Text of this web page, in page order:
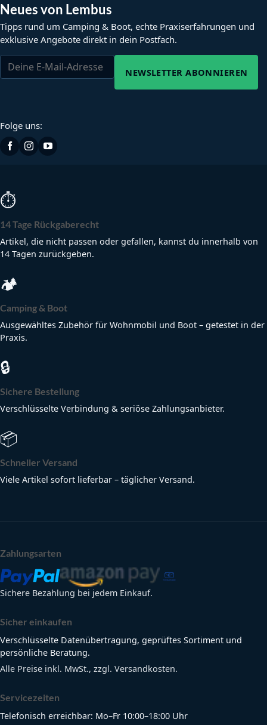
Neues von Lembus
Tipps rund um Camping & Boot, echte Praxiserfahrungen und
exklusive Angebote direkt in dein Postfach.
NEWSLETTER ABONNIEREN
Folge uns:
⏱
14 Tage Rückgaberecht
Artikel, die nicht passen oder gefallen, kannst du innerhalb von
14 Tagen zurückgeben.
🏕
Camping & Boot
Ausgewähltes Zubehör für Wohnmobil und Boot – getestet in der
Praxis.
🔒
Sichere Bestellung
Verschlüsselte Verbindung & seriöse Zahlungsanbieter.
📦
Schneller Versand
Viele Artikel sofort lieferbar – täglicher Versand.
Zahlungsarten
Sichere Bezahlung bei jedem Einkauf.
Sicher einkaufen
Verschlüsselte Datenübertragung, geprüftes Sortiment und
persönliche Beratung.
Alle Preise inkl. MwSt., zzgl. Versandkosten.
Servicezeiten
Telefonisch erreichbar: Mo–Fr 10:00–18:00 Uhr